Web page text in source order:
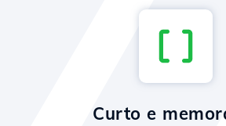
Curto e